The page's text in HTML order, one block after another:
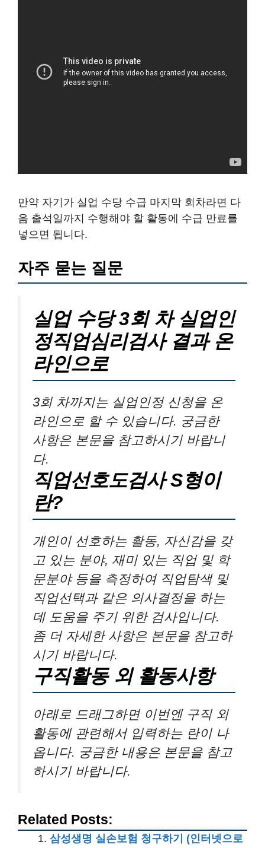
만약 자기가 실업 수당 수급 마지막 회차라면 다
음 출석일까지 수행해야 할 활동에 수급 만료를
넣으면 됩니다.
자주 묻는 질문
실업 수당 3회 차 실업인
정직업심리검사 결과 온
라인으로
3회 차까지는 실업인정 신청을 온
라인으로 할 수 있습니다. 궁금한
사항은 본문을 참고하시기 바랍니
다.
직업선호도검사 S형이
란?
개인이 선호하는 활동, 자신감을 갖
고 있는 분야, 재미 있는 직업 및 학
문분야 등을 측정하여 직업탐색 및
직업선택과 같은 의사결정을 하는
데 도움을 주기 위한 검사입니다.
좀 더 자세한 사항은 본문을 참고하
시기 바랍니다.
구직활동 외 활동사항
아래로 드래그하면 이번엔 구직 외
활동에 관련해서 입력하는 란이 나
옵니다. 궁금한 내용은 본문을 참고
하시기 바랍니다.
Related Posts:
삼성생명 실손보험 청구하기 (인터넷으로